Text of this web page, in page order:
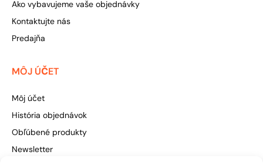
Ako vybavujeme vaše objednávky
Kontaktujte nás
Predajňa
MÔJ ÚČET
Môj účet
História objednávok
Obľúbené produkty
Newsletter